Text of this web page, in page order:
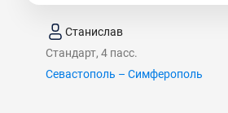
Станислав
Стандарт, 4 пасс.
Севастополь – Симферополь